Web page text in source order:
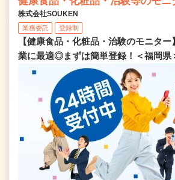
株式会社SOUKEN
業務委託 登録制
【健康食品・化粧品・治験のモニター
業に最適◎まずは簡単登録！＜福岡県